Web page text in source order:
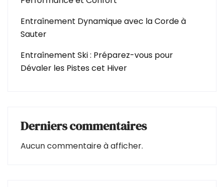
Entraînement Dynamique avec la Corde à
Sauter
Entraînement Ski : Préparez-vous pour
Dévaler les Pistes cet Hiver
Derniers commentaires
Aucun commentaire à afficher.